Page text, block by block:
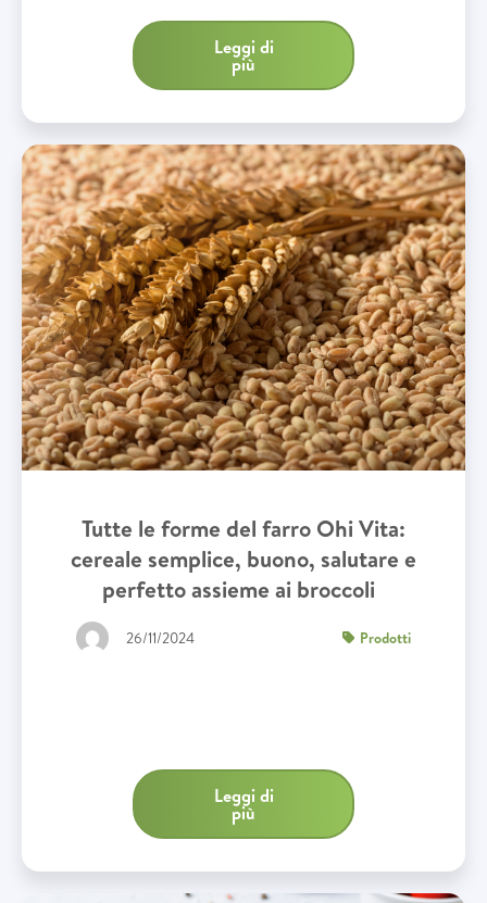
Leggi di
più
Tutte le forme del farro Ohi Vita:
cereale semplice, buono, salutare e
perfetto assieme ai broccoli
26/11/2024 Prodotti
Leggi di
più